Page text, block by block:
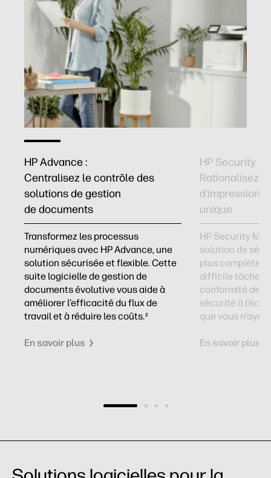
HP Advance :
Centralisez le contrôle des
solutions de gestion
de documents
Transformez les processus
numériques avec HP Advance, une
solution sécurisée et flexible. Cette
suite logicielle de gestion de
documents évolutive vous aide à
améliorer l’efficacité du flux de
travail et à réduire les coûts.2
En savoir plus
HP Security
Rationalisez
d’impression
unique
HP Security
solution de
plus complète.
difficile tâche
conformité de
sécurité à
que vous
En savoir plus